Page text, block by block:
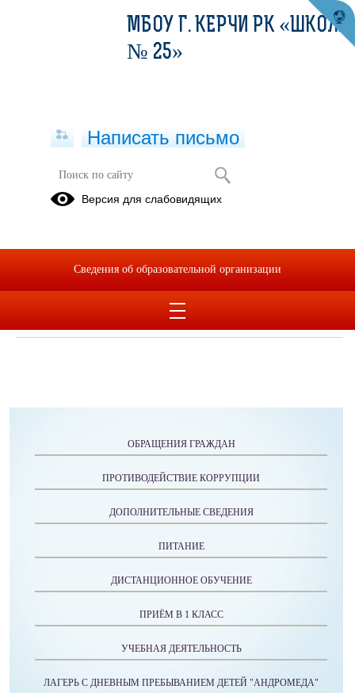
ВЫБОРЫ ПРЕЗИДЕНТА ШКОЛЫ
2023!
Дата создания: 16.10.2023
ОБРАЩЕНИЯ ГРАЖДАН
ПРОТИВОДЕЙСТВИЕ КОРРУПЦИИ
ДОПОЛНИТЕЛЬНЫЕ СВЕДЕНИЯ
ПИТАНИЕ
ДИСТАНЦИОННОЕ ОБУЧЕНИЕ
ПРИЁМ В 1 КЛАСС
УЧЕБНАЯ ДЕЯТЕЛЬНОСТЬ
ЛАГЕРЬ С ДНЕВНЫМ ПРЕБЫВАНИЕМ ДЕТЕЙ "АНДРОМЕДА"
МБОУ Г. КЕРЧИ РК «ШКОЛА
№ 25»
Написать письмо
Версия для слабовидящих
Сведения об образовательной организации